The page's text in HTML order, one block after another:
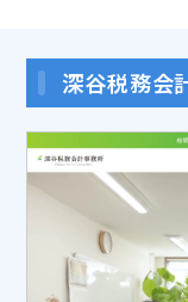
深谷税務会